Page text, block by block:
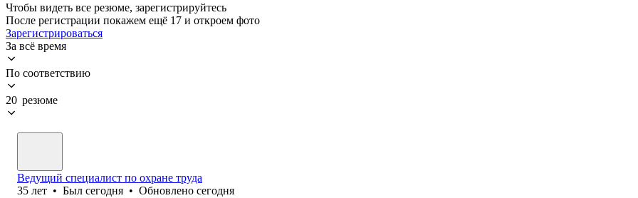
Чтобы видеть все резюме, зарегистрируйтесь
После регистрации покажем ещё 17 и откроем фото
Зарегистрироваться
За всё время
По соответствию
20 резюме
Ведущий специалист по охране труда
35 лет • Был сегодня • Обновлено сегодня